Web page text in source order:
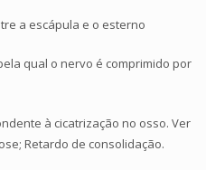
a escápula e o esterno
qual o nervo é comprimido por
à cicatrização no osso. Ver
Retardo de consolidação.